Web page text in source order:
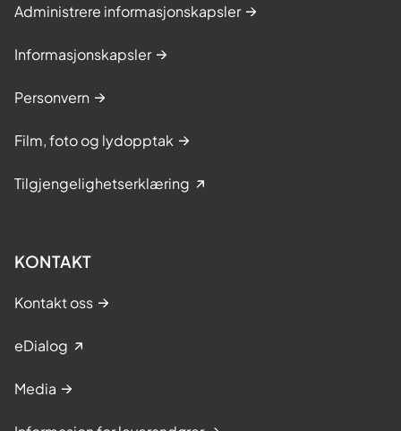
Administrere informasjonskapsler
Informasjonskapsler
Personvern
Film, foto og lydopptak
Tilgjengelighetserklæring
KONTAKT
Kontakt oss
eDialog
Media